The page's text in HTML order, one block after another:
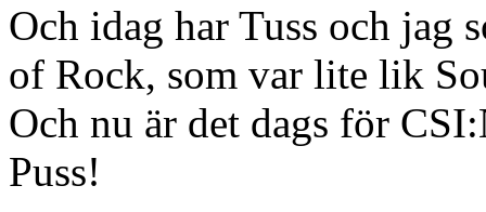
Och idag har Tuss och jag
of Rock, som var lite lik
Och nu är det dags för
Puss!